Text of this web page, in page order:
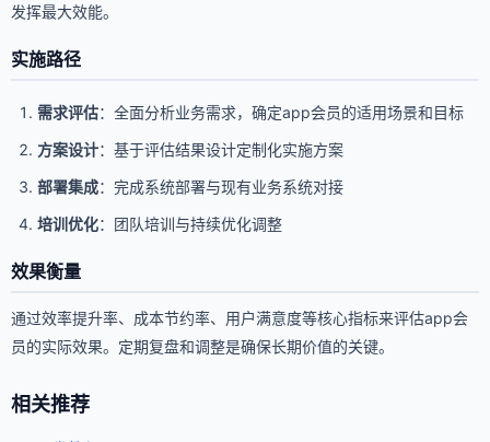
发挥最大效能。
实施路径
需求评估：全面分析业务需求，确定app会员的适用场景和目标
方案设计：基于评估结果设计定制化实施方案
部署集成：完成系统部署与现有业务系统对接
培训优化：团队培训与持续优化调整
效果衡量
通过效率提升率、成本节约率、用户满意度等核心指标来评估app会
员的实际效果。定期复盘和调整是确保长期价值的关键。
相关推荐